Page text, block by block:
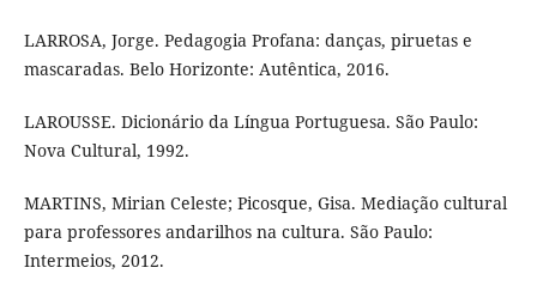
LARROSA, Jorge. Pedagogia Profana: danças, piruetas e
mascaradas. Belo Horizonte: Autêntica, 2016.
LAROUSSE. Dicionário da Língua Portuguesa. São Paulo:
Nova Cultural, 1992.
MARTINS, Mirian Celeste; Picosque, Gisa. Mediação cultural
para professores andarilhos na cultura. São Paulo:
Intermeios, 2012.